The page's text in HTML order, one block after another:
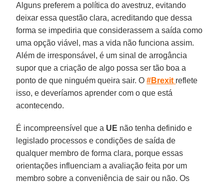
Alguns preferem a política do avestruz, evitando
deixar essa questão clara, acreditando que dessa
forma se impediria que considerassem a saída como
uma opção viável, mas a vida não funciona assim.
Além de irresponsável, é um sinal de arrogância
supor que a criação de algo possa ser tão boa a
ponto de que ninguém queira sair. O#Brexit reflete
isso, e deveríamos aprender com o que está
acontecendo.
É incompreensível que a UE não tenha definido e
legislado processos e condições de saída de
qualquer membro de forma clara, porque essas
orientações influenciam a avaliação feita por um
membro sobre a conveniência de sair ou não. Os